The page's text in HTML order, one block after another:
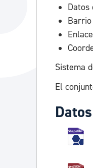
Datos
Sistema
El